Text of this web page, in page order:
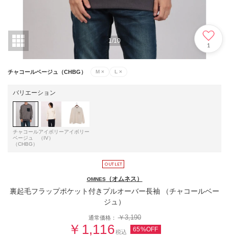
1/10
1
チャコールベージュ（CHBG） M × L ×
バリエーション
チャコール
ベージュ
（CHBG）
アイボリー
（IV）
アイボリー
OMNES（オムネス）
裏起毛フラップポケット付きプルオーバー長袖 （チャコールベー
ジュ）
通常価格：￥3,190
￥1,116税込 65%OFF